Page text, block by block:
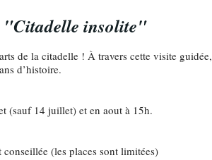
"Citadelle insolite"
de la citadelle ! À travers cette visite
d’histoire.
(sauf 14 juillet) et en aout à 15h.
(les places sont limitées)